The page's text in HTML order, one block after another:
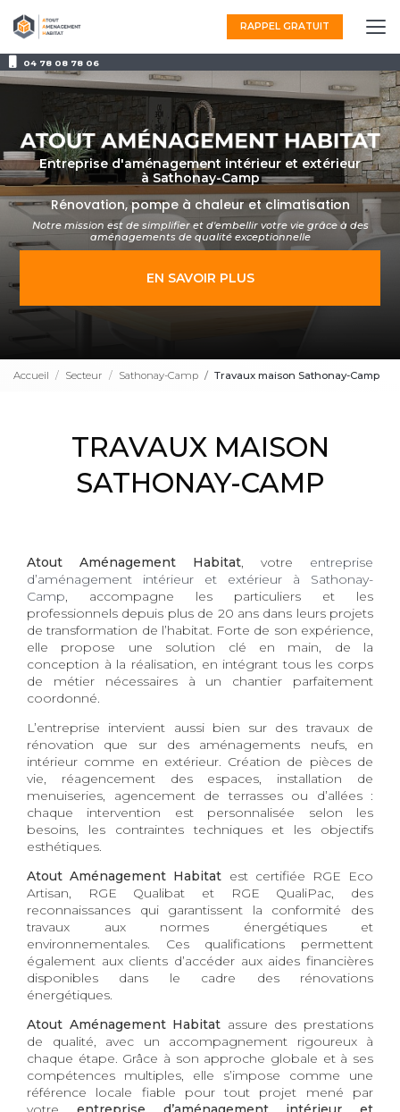
au
contenu
principal
04 78 08 78 06
RAPPEL GRATUIT
Entreprise d'aménagement intérieur et extérieur
à Sathonay-Camp
Rénovation, pompe à chaleur et climatisation
Notre mission est de simplifier et d'embellir votre vie grâce à des
aménagementsde qualité exceptionnelle
EN SAVOIR PLUS
Accueil Secteur Sathonay-Camp Travaux maison Sathonay-Camp
TRAVAUX MAISON
SATHONAY-CAMP
Atout Aménagement Habitat, votre entreprise
d’aménagement intérieur et extérieur à Sathonay-
Camp, accompagne les particuliers et les
professionnels depuis plus de 20 ans dans leurs projets
de transformation de l’habitat. Forte de son expérience,
elle propose une solution clé en main, de la
conception à la réalisation, en intégrant tous les corps
de métier nécessaires à un chantier parfaitement
coordonné.
L’entreprise intervient aussi bien sur des travaux de
rénovation que sur des aménagements neufs, en
intérieur comme en extérieur. Création de pièces de
vie, réagencement des espaces, installation de
menuiseries, agencement de terrasses ou d’allées :
chaque intervention est personnalisée selon les
besoins, les contraintes techniques et les objectifs
esthétiques.
Atout Aménagement Habitat est certifiée RGE Eco
Artisan, RGE Qualibat et RGE QualiPac, des
reconnaissances qui garantissent la conformité des
travaux aux normes énergétiques et
environnementales. Ces qualifications permettent
également aux clients d’accéder aux aides financières
disponibles dans le cadre des rénovations
énergétiques.
Atout Aménagement Habitat assure des prestations
de qualité, avec un accompagnement rigoureux à
chaque étape. Grâce à son approche globale et à ses
compétences multiples, elle s’impose comme une
référence locale fiable pour tout projet mené par